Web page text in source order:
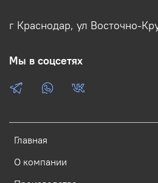
Главная
О компании
г Краснодар, ул Восточно-
Мы в соцсетях